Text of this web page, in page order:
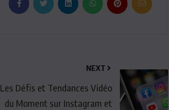
NEXT
Les Défis et Tendances Vidéo
du Moment sur Instagram et